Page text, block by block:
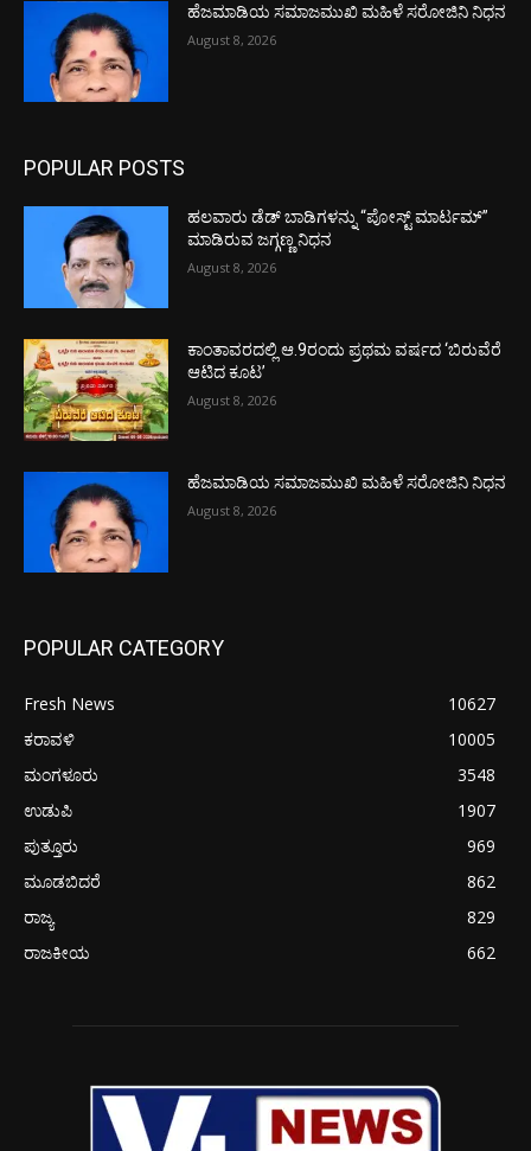
ಹೆಜಮಾಡಿಯ ಸಮಾಜಮುಖಿ ಮಹಿಳೆ ಸರೋಜಿನಿ ನಿಧನ
August 8, 2026
POPULAR POSTS
ಹಲವಾರು ಡೆಡ್ ಬಾಡಿಗಳನ್ನು “ಪೋಸ್ಟ್ ಮಾರ್ಟಮ್”
ಮಾಡಿರುವ ಜಗ್ಗಣ್ಣ ನಿಧನ
August 8, 2026
ಕಾಂತಾವರದಲ್ಲಿ ಆ.9ರಂದು ಪ್ರಥಮ ವರ್ಷದ ‘ಬಿರುವೆರೆ
ಆಟಿದ ಕೂಟ’
August 8, 2026
ಹೆಜಮಾಡಿಯ ಸಮಾಜಮುಖಿ ಮಹಿಳೆ ಸರೋಜಿನಿ ನಿಧನ
August 8, 2026
POPULAR CATEGORY
Fresh News
10627
ಕರಾವಳಿ
10005
ಮಂಗಳೂರು
3548
ಉಡುಪಿ
1907
ಪುತ್ತೂರು
969
ಮೂಡಬಿದರೆ
862
ರಾಜ್ಯ
829
ರಾಜಕೀಯ
662